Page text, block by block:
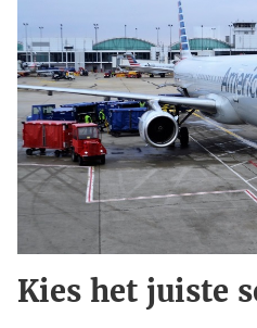
Kies het juiste